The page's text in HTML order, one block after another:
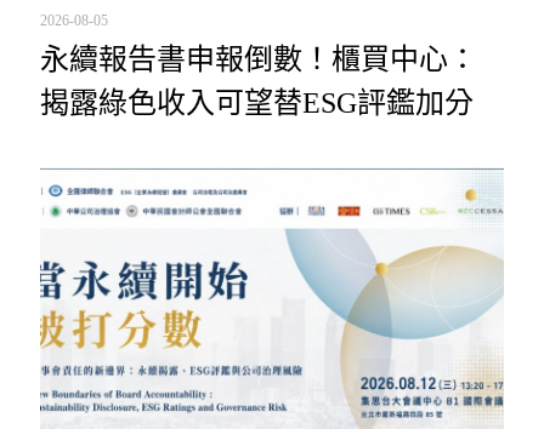
2026-08-05
永續報告書申報倒數！櫃買中心：
揭露綠色收入可望替ESG評鑑加分